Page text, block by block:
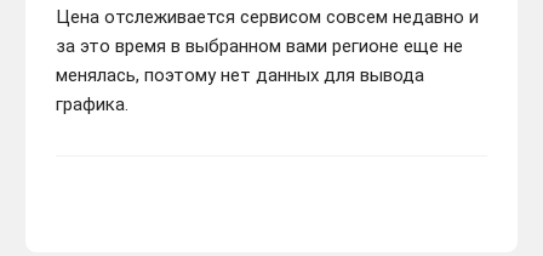
Цена отслеживается сервисом совсем недавно и
за это время в выбранном вами регионе еще не
менялась, поэтому нет данных для вывода
графика.